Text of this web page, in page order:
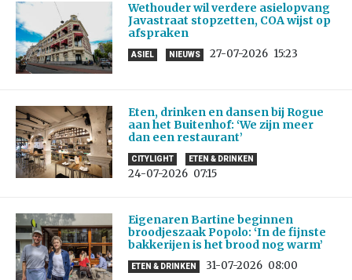
Wethouder wil verdere asielopvang
Javastraat stopzetten, COA wijst op
afspraken
ASIEL NIEUWS 27-07-2026 15:23
Eten, drinken en dansen bij Rogue
aan het Buitenhof: ‘We zijn meer
dan een restaurant’
CITYLIGHT ETEN & DRINKEN
24-07-2026 07:15
Eigenaren Bartine beginnen
broodjeszaak Popolo: ‘In de fijnste
bakkerijen is het brood nog warm’
ETEN & DRINKEN 31-07-2026 08:00